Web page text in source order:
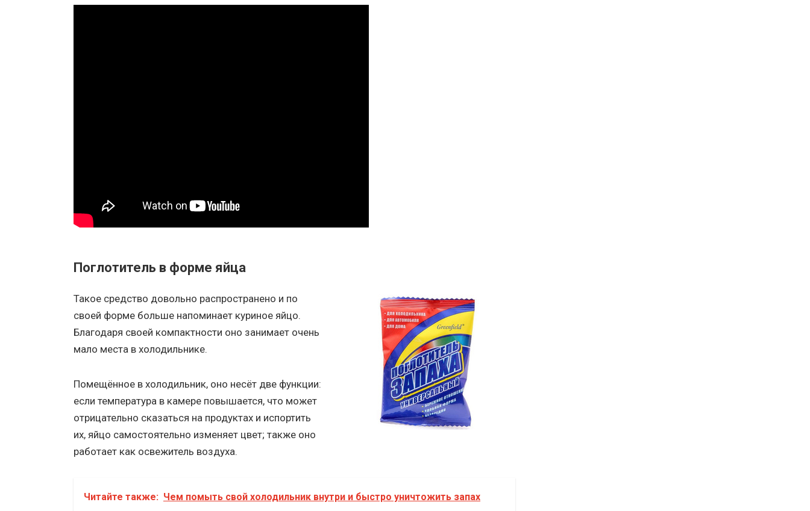
Поглотитель в форме яйца
Такое средство довольно распространено и по
своей форме больше напоминает куриное яйцо.
Благодаря своей компактности оно занимает очень
мало места в холодильнике.
Помещённое в холодильник, оно несёт две функции:
если температура в камере повышается, что может
отрицательно сказаться на продуктах и испортить
их, яйцо самостоятельно изменяет цвет; также оно
работает как освежитель воздуха.
Читайте также: Чем помыть свой холодильник внутри и быстро уничтожить запах